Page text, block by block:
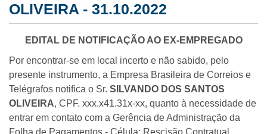
OLIVEIRA - 31.10.2022
EDITAL DE NOTIFICAÇÃO AO EX-EMPREGADO
Por encontrar-se em local incerto e não sabido, pelo
presente instrumento, a Empresa Brasileira de Correios e
Telégrafos notifica o Sr. SILVANDO DOS SANTOS
OLIVEIRA, CPF. xxx.x41.31x-xx, quanto à necessidade de
entrar em contato com a Gerência de Administração da
Folha de Pagamentos - Célula: Rescisão Contratual,